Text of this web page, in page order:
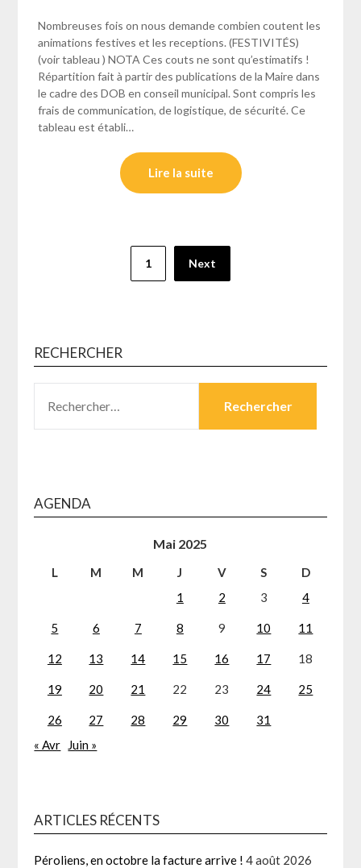
Nombreuses fois on nous demande combien coutent les
animations festives et les receptions. (FESTIVITÉS)
(voir tableau ) NOTA Ces couts ne sont qu’estimatifs !
Répartition fait à partir des publications de la Maire dans
le cadre des DOB en conseil municipal. Sont compris les
frais de communication, de logistique, de sécurité. Ce
tableau est établi…
Lire la suite
1 Next
RECHERCHER
AGENDA
Mai 2025
L M M J V S
D
1
2 3 4
5 6 7 8 9 10 11
12 13 14 15 16 17 18
19 20 21 22 23 24 25
26 27 28 29 30
31
« Avr
Juin »
ARTICLES RÉCENTS
Péroliens, en octobre la facture arrive ! 4 août 2026